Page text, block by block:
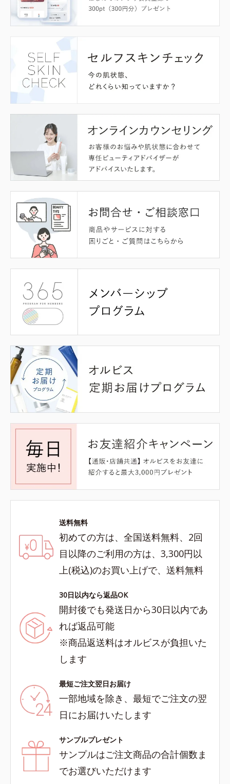
送料無料
初めての方は、全国送料無料、2回
目以降のご利用の方は、3,300円以
上(税込)のお買い上げで、送料無料
30日以内なら返品OK
開封後でも発送日から30日以内であ
れば返品可能
※商品返送料はオルビスが負担いた
します
最短ご注文翌日お届け
一部地域を除き、最短でご注文の翌
日にお届けいたします
サンプルプレゼント
サンプルはご注文商品の合計個数ま
でお選びいただけます